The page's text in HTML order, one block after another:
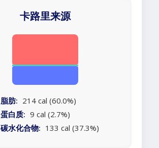
卡路里来源
脂肪: 214 cal (60.0%)
蛋白质: 9 cal (2.7%)
碳水化合物: 133 cal (37.3%)